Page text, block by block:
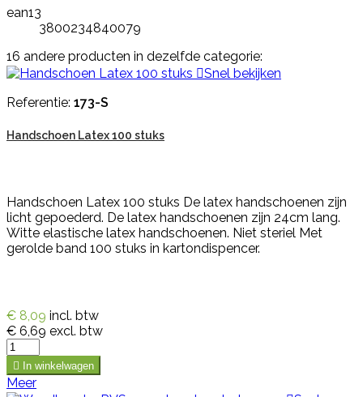
ean13
3800234840079
16 andere producten in dezelfde categorie:
Snel bekijken
Referentie: 173-S
Handschoen Latex 100 stuks
Handschoen Latex 100 stuks De latex handschoenen zijn
licht gepoederd. De latex handschoenen zijn 24cm lang.
Witte elastische latex handschoenen. Niet steriel Met
gerolde band 100 stuks in kartondispencer.
€ 8,09 incl. btw
€ 6,69 excl. btw
 In winkelwagen
Meer